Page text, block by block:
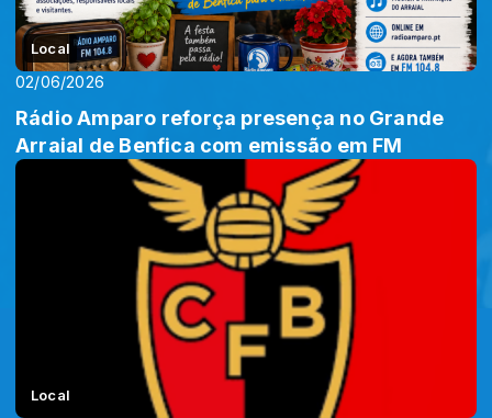
Local
02/06/2026
Rádio Amparo reforça presença no Grande
Arraial de Benfica com emissão em FM
Local